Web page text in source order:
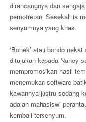
dirancangnya dan
pemotretan. Sesekali ia
senyumnya yang khas.
‘Bonek’ atau bondo
ditujukan kepada Nancy
mempromosikan hasil
menemukan software
kawannya justru sedang
adalah mahasiswi
kembali tersenyum.